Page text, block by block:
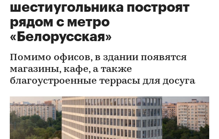
шестиугольника построят
рядом с метро
«Белорусская»
Помимо офисов, в здании появятся
магазины, кафе, а также
благоустроенные террасы для досуга